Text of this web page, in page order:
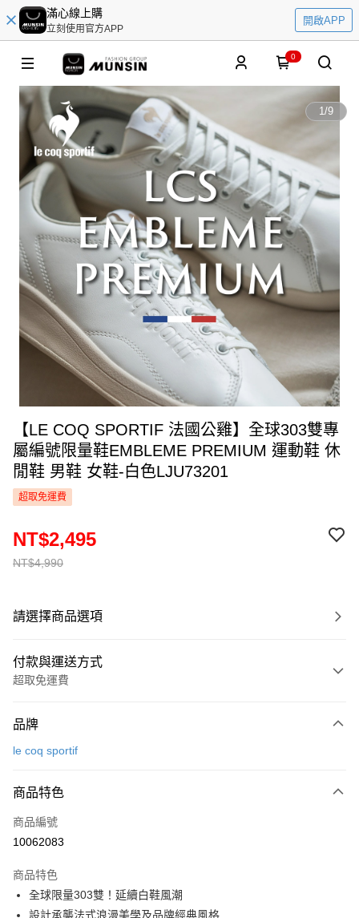
滿心線上購
立刻使用官方APP
開啟APP
0
1/9
【LE COQ SPORTIF 法國公雞】全球303雙專
屬編號限量鞋EMBLEME PREMIUM 運動鞋 休
閒鞋 男鞋 女鞋-白色LJU73201
超取免運費
NT$4,990
NT$2,495
請選擇商品選項
付款與運送方式
超取免運費
信用卡一次付款
LINE Pay
Apple Pay
悠遊付
大哥付你分期
品牌
le coq sportif
商品特色
商品編號
10062083
商品特色
全球限量303雙！延續白鞋風潮
設計承襲法式浪漫美學及品牌經典風格